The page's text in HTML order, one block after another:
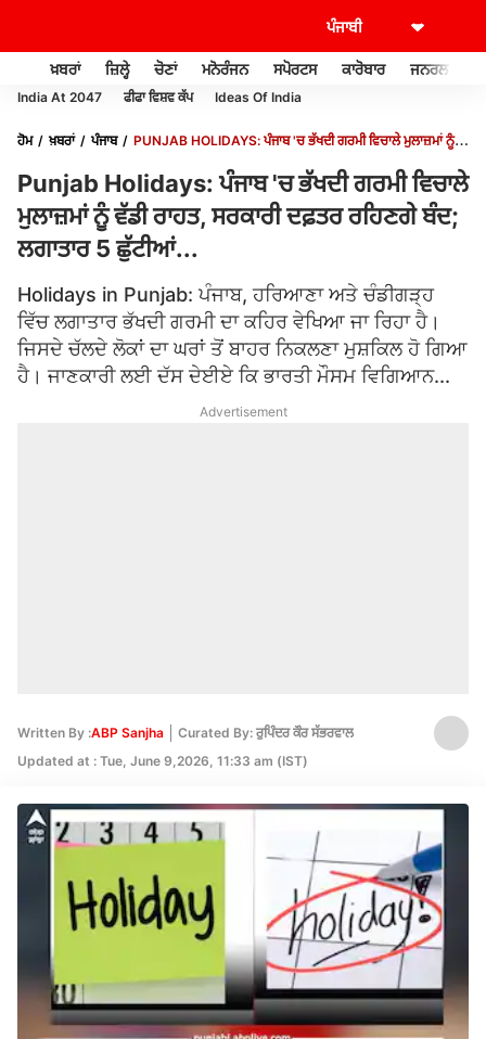
ਖ਼ਬਰਾਂ ਜ਼ਿਲ੍ਹੇ ਚੋਣਾਂ ਮਨੋਰੰਜਨ ਸਪੋਰਟਸ ਕਾਰੋਬਾਰ ਜਨਰਲ ਨੌਲਜ
India At 2047 ਫੀਫਾ ਵਿਸ਼ਵ ਕੱਪ Ideas Of India
ਹੋਮ ਖ਼ਬਰਾਂ ਪੰਜਾਬ
PUNJAB HOLIDAYS: ਪੰਜਾਬ 'ਚ ਭੱਖਦੀ ਗਰਮੀ ਵਿਚਾਲੇ ਮੁਲਾਜ਼ਮਾਂ ਨੂੰ
Punjab Holidays: ਪੰਜਾਬ 'ਚ ਭੱਖਦੀ ਗਰਮੀ ਵਿਚਾਲੇ
ਮੁਲਾਜ਼ਮਾਂ ਨੂੰ ਵੱਡੀ ਰਾਹਤ, ਸਰਕਾਰੀ ਦਫ਼ਤਰ ਰਹਿਣਗੇ ਬੰਦ;
ਲਗਾਤਾਰ 5 ਛੁੱਟੀਆਂ...
Holidays in Punjab: ਪੰਜਾਬ, ਹਰਿਆਣਾ ਅਤੇ ਚੰਡੀਗੜ੍ਹ
ਵਿੱਚ ਲਗਾਤਾਰ ਭੱਖਦੀ ਗਰਮੀ ਦਾ ਕਹਿਰ ਵੇਖਿਆ ਜਾ ਰਿਹਾ ਹੈ।
ਜਿਸਦੇ ਚੱਲਦੇ ਲੋਕਾਂ ਦਾ ਘਰਾਂ ਤੋਂ ਬਾਹਰ ਨਿਕਲਣਾ ਮੁਸ਼ਕਿਲ ਹੋ ਗਿਆ
ਹੈ। ਜਾਣਕਾਰੀ ਲਈ ਦੱਸ ਦੇਈਏ ਕਿ ਭਾਰਤੀ ਮੌਸਮ ਵਿਗਿਆਨ...
Advertisement
Written By :ABP Sanjha
Curated By: ਰੁਪਿੰਦਰ ਕੌਰ ਸੱਭਰਵਾਲ
Updated at : Tue, June 9,2026, 11:33 am (IST)